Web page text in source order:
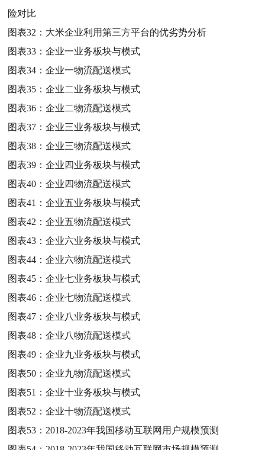
险对比
图表32： 大米企业利用第三方平台的优劣势分析
图表33：企业一业务板块与模式
图表34：企业一物流配送模式
图表35：企业二业务板块与模式
图表36：企业二物流配送模式
图表37：企业三业务板块与模式
图表38：企业三物流配送模式
图表39：企业四业务板块与模式
图表40：企业四物流配送模式
图表41：企业五业务板块与模式
图表42：企业五物流配送模式
图表43：企业六业务板块与模式
图表44：企业六物流配送模式
图表45：企业七业务板块与模式
图表46：企业七物流配送模式
图表47：企业八业务板块与模式
图表48：企业八物流配送模式
图表49：企业九业务板块与模式
图表50：企业九物流配送模式
图表51：企业十业务板块与模式
图表52：企业十物流配送模式
图表53： 2018-2023年我国移动互联网用户规模预测